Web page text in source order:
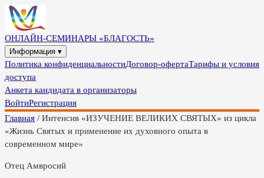
ОНЛАЙН-СЕМИНАРЫ «БЛАГОСТЬ»
Информация ▾
Политика конфиденциальностиДоговор-офертаТарифы и условия
доступа
Анкета кандидата в организаторы
ВойтиРегистрация
Главная / Интенсив «ИЗУЧЕНИЕ ВЕЛИКИХ СВЯТЫХ» из цикла
«Жизнь Святых и применение их духовного опыта в
современном мире»
Отец Амвросий